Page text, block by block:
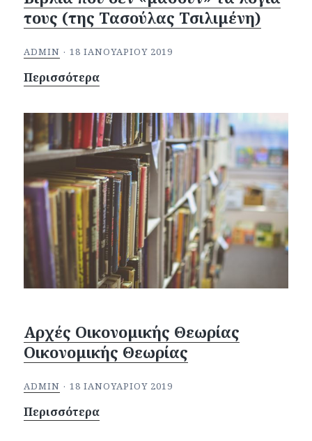
τους (της Τασούλας Τσιλιμένη)
ADMIN 18 ΙΑΝΟΥΑΡΊΟΥ 2019
Περισσότερα
Αρχές Οικονομικής Θεωρίας
Οικονομικής Θεωρίας
ADMIN 18 ΙΑΝΟΥΑΡΊΟΥ 2019
Περισσότερα